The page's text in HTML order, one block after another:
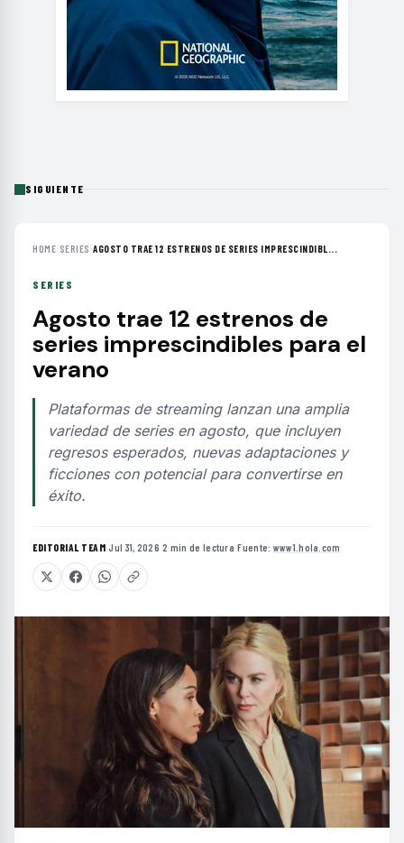
SIGUIENTE
HOME› SERIES ›AGOSTO TRAE 12 ESTRENOS DE SERIES IMPRESCINDIBL...
SERIES
Agosto trae 12 estrenos de
series imprescindibles para el
verano
Plataformas de streaming lanzan una amplia
variedad de series en agosto, que incluyen
regresos esperados, nuevas adaptaciones y
ficciones con potencial para convertirse en
éxito.
EDITORIAL TEAM·Jul 31, 2026·2 min de lectura·Fuente: www1.hola.com